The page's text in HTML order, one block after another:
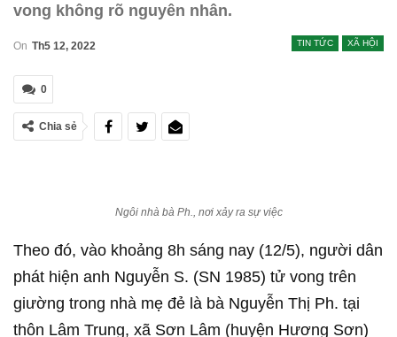
vong không rõ nguyên nhân.
TIN TỨC XÃ HỘI
On Th5 12, 2022
0
Chia sẻ
Ngôi nhà bà Ph., nơi xảy ra sự việc
Theo đó, vào khoảng 8h sáng nay (12/5), người dân
phát hiện anh Nguyễn S. (SN 1985) tử vong trên
giường trong nhà mẹ đẻ là bà Nguyễn Thị Ph. tại
thôn Lâm Trung, xã Sơn Lâm (huyện Hương Sơn)